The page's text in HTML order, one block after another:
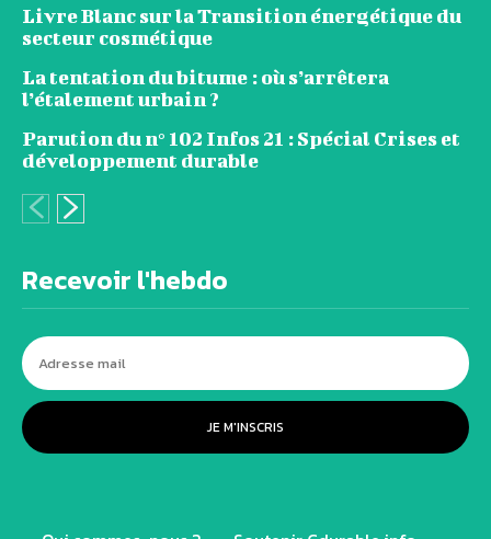
Livre Blanc sur la Transition énergétique du
secteur cosmétique
La tentation du bitume : où s’arrêtera
l’étalement urbain ?
Parution du n° 102 Infos 21 : Spécial Crises et
développement durable
Recevoir l'hebdo
JE M'INSCRIS